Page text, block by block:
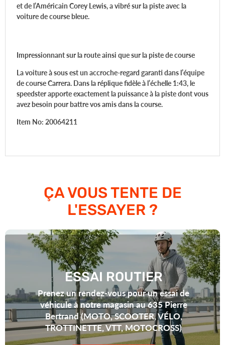
et de l’Américain Corey Lewis, a vibré sur la piste avec la
voiture de course bleue.
Impressionnant sur la route ainsi que sur la pistede course
La voiture à sous est un accroche-regard garanti dans l’équipe
de course Carrera. Dans la réplique fidèle à l’échelle 1:43, le
speedster apporte exactement la puissance à la piste dont vous
avez besoin pour battre vos amis dans la course.
Item No: 20064211
ÇA VOUS TENTE DE
L'ESSAYER ?
ESSAI ROUTIER
Prenez un rendez-vous pour un essai de
véhicule à notre magasin au 635 Pierre
Bertrand (MOTO, SCOOTER, VÉLO,
TROTTINETTE, VTT, MOTOCROSS)